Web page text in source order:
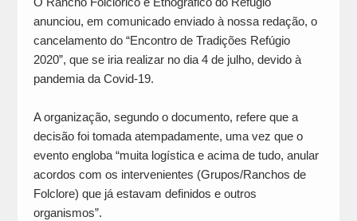
anunciou, em comunicado enviado à nossa redação, o
cancelamento do “Encontro de Tradições Refúgio
2020”, que se iria realizar no dia 4 de julho, devido à
pandemia da Covid-19.
A organização, segundo o documento, refere que a
decisão foi tomada atempadamente, uma vez que o
evento engloba “muita logística e acima de tudo, anular
acordos com os intervenientes (Grupos/Ranchos de
Folclore) que já estavam definidos e outros
organismos”.